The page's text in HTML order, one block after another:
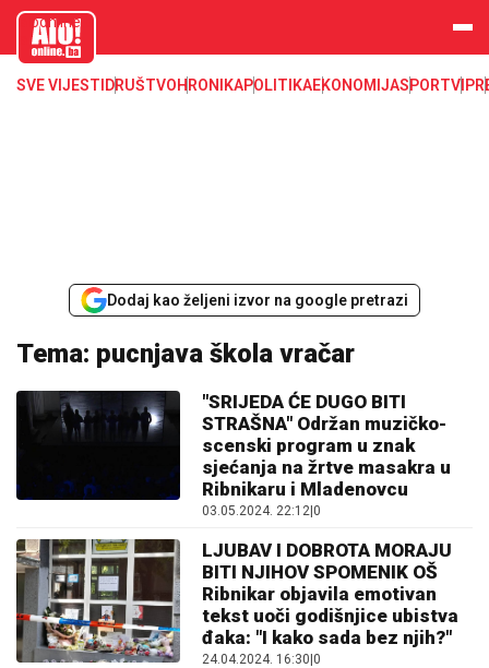
aloonline.b
SVE VIJESTI DRUŠTVOHRONIKAPOLITIKAEKONOMIJASPORTVIP
Dodaj kao željeni izvor na google pretrazi
Tema: pucnjava škola vračar
"SRIJEDA ĆE DUGO BITI
STRAŠNA" Održan muzičko-
scenski program u znak
sjećanja na žrtve masakra u
Ribnikaru i Mladenovcu
03.05.2024. 22:12 0
LJUBAV I DOBROTA MORAJU
BITI NJIHOV SPOMENIK OŠ
Ribnikar objavila emotivan
tekst uoči godišnjice ubistva
đaka: "I kako sada bez njih?"
24.04.2024. 16:30 0